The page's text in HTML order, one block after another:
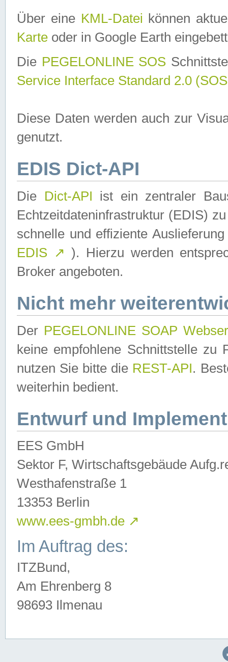
Über eine KML-Datei können
Karte oder in Google Earth
Die PEGELONLINE SOS
Service Interface Standard 2.0
Diese Daten werden auch zur
genutzt.
EDIS Dict-API
Die Dict-API ist ein zentraler
Echtzeitdateninfrastruktur (EDIS)
schnelle und effiziente
EDIS ↗ ). Hierzu werden
Broker angeboten.
Nicht mehr
Der PEGELONLINE SOAP
keine empfohlene Schnittstelle zu
nutzen Sie bitte die REST-API.
weiterhin bedient.
Entwurf und
EES GmbH
Sektor F, Wirtschaftsgebäude
Westhafenstraße 1
13353 Berlin
www.ees-gmbh.de ↗
Im Auftrag des:
ITZBund,
Am Ehrenberg 8
98693 Ilmenau